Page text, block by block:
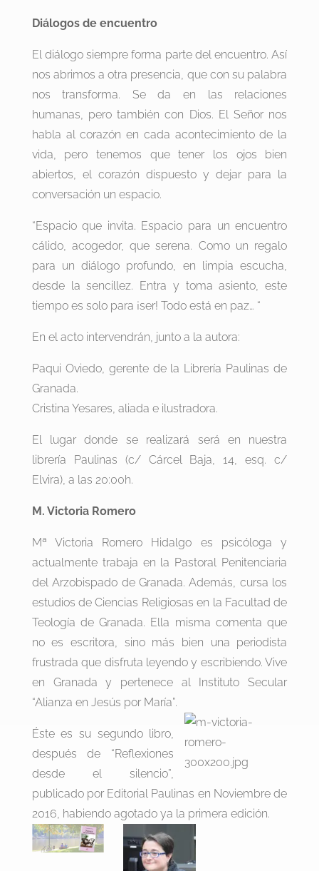
Diálogos de encuentro
El diálogo siempre forma parte del encuentro. Así
nos abrimos a otra presencia, que con su palabra
nos transforma. Se da en las relaciones
humanas, pero también con Dios. El Señor nos
habla al corazón en cada acontecimiento de la
vida, pero tenemos que tener los ojos bien
abiertos, el corazón dispuesto y dejar para la
conversación un espacio.
“Espacio que invita. Espacio para un encuentro
cálido, acogedor, que serena. Como un regalo
para un diálogo profundo, en limpia escucha,
desde la sencillez. Entra y toma asiento, este
tiempo es solo para ¡ser! Todo está en paz… “
En el acto intervendrán, junto a la autora:
Paqui Oviedo, gerente de la Librería Paulinas de
Granada.
Cristina Yesares, aliada e ilustradora.
El lugar donde se realizará será en nuestra
librería Paulinas (c/ Cárcel Baja, 14, esq. c/
Elvira), a las 20:00h.
M. Victoria Romero
Mª Victoria Romero Hidalgo es psicóloga y
actualmente trabaja en la Pastoral Penitenciaria
del Arzobispado de Granada. Además, cursa los
estudios de Ciencias Religiosas en la Facultad de
Teología de Granada. Ella misma comenta que
no es escritora, sino más bien una periodista
frustrada que disfruta leyendo y escribiendo. Vive
en Granada y pertenece al Instituto Secular
“Alianza en Jesús por María”.
Éste es su segundo libro,
después de “Reflexiones
desde el silencio”,
publicado por Editorial Paulinas en Noviembre de
2016, habiendo agotado ya la primera edición.